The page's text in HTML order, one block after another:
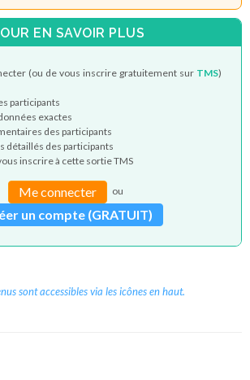
EN SAVOIR PLUS
(ou de vous inscrire gratuitement sur TMS)
participants
exactes
des participants
détaillés des participants
inscrire à cette sortie TMS
Me connecter ou
un compte (GRATUIT)
sont accessibles via les icônes en haut.